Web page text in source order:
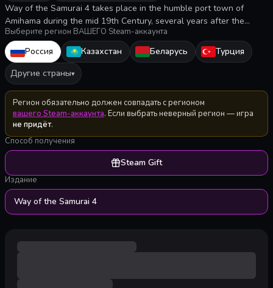
Way of the Samurai 4 takes place in the humble port town of
Amihama during the mid 19th Century, several years after the
arrival of the “black ships” from the West ended Japan’s long
history of cultural isolation.
Выберите регион ВАШЕГО Steam-аккаунта
Россия Казахстан Беларусь
Турция
Другие страны▾
Регион обязательно должен совпадать с регионом
вашего Steam-аккаунта. Если выбрать неверный регион — игра
не придёт.
Способ получения
Steam Gift
Издание
Way of the Samurai 4